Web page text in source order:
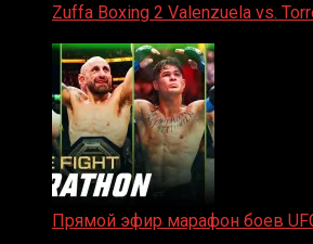
Zuffa Boxing 2 Valenzuela vs.
Прямой эфир марафон боев